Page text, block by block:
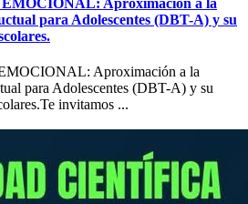
para Adolescentes (DBT-A) y su
Aproximación a la
para Adolescentes (DBT-A) y su
invitamos ...